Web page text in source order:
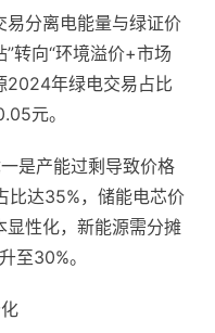
分离电能量与绿证价
转向“环境溢价+市场
2024年绿电交易占比
元。
是产能过剩导致价格
比达35%，储能电芯价
性化，新能源需分摊
至30%。